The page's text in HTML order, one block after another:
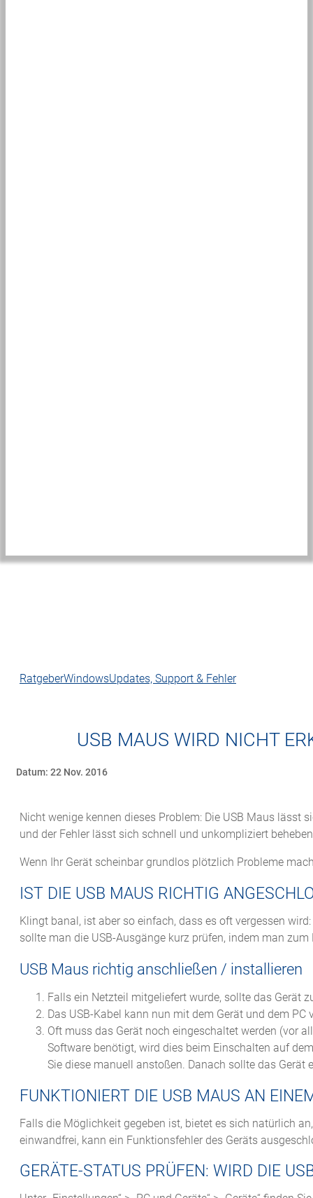
RatgeberWindowsUpdates, Support & Fehler
USB MAUS WIRD NICHT
Datum: 22 Nov. 2016
Nicht wenige kennen dieses Problem: Die USB Maus
und der Fehler lässt sich schnell und unkompliziert
Wenn Ihr Gerät scheinbar grundlos plötzlich Probleme
IST DIE USB MAUS RICHTIG
Klingt banal, ist aber so einfach, dass es oft vergessen
sollte man die USB-Ausgänge kurz prüfen, indem man
USB Maus richtig anschließen / installieren
Falls ein Netzteil mitgeliefert wurde, sollte das Gerät
Das USB-Kabel kann nun mit dem Gerät und dem PC
Oft muss das Gerät noch eingeschaltet werden (vor
Software benötigt, wird dies beim Einschalten auf
Sie diese manuell anstoßen. Danach sollte das Gerät
FUNKTIONIERT DIE USB MAUS AN
Falls die Möglichkeit gegeben ist, bietet es sich natürlich
einwandfrei, kann ein Funktionsfehler des Geräts
GERÄTE-STATUS PRÜFEN: WIRD DIE